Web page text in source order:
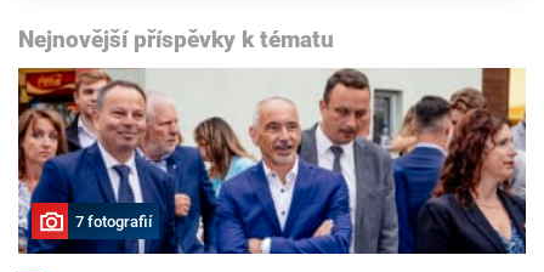
Nejnovější příspěvky k tématu
7 fotografií